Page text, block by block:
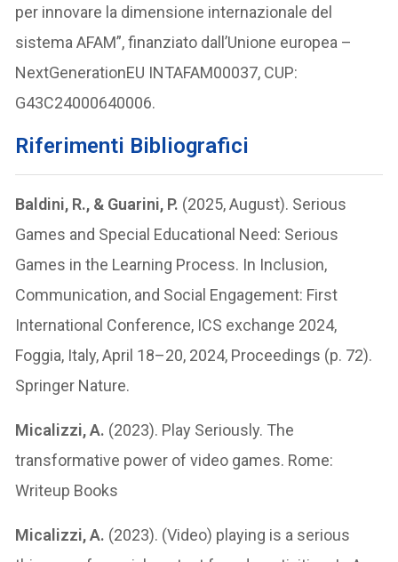
per innovare la dimensione internazionale del
sistema AFAM”, finanziato dall’Unione europea –
NextGenerationEU INTAFAM00037, CUP:
G43C24000640006.
Riferimenti Bibliografici
Baldini, R., & Guarini, P. (2025, August). Serious
Games and Special Educational Need: Serious
Games in the Learning Process. In Inclusion,
Communication, and Social Engagement: First
International Conference, ICS exchange 2024,
Foggia, Italy, April 18–20, 2024, Proceedings (p. 72).
Springer Nature.
Micalizzi, A. (2023). Play Seriously. The
transformative power of video games. Rome:
Writeup Books
Micalizzi, A. (2023). (Video) playing is a serious